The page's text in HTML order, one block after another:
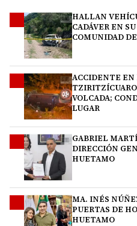
HALLAN
CADÁVER EN
COMUNIDAD
ACCIDENTE EN
VOLCADA;
LUGAR
GABRIEL
DIRECCIÓN
HUETAMO
MA. INÉS
PUERTAS DE
HUETAMO